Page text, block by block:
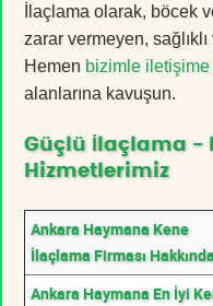
İlaçlama olarak, böcek
zarar vermeyen,
Hemen bizimle iletişime
alanlarına kavuşun.
Güçlü İlaçlama -
Hizmetlerimiz
Ankara Haymana Kene
İlaçlama Firması
Ankara Haymana En İyi